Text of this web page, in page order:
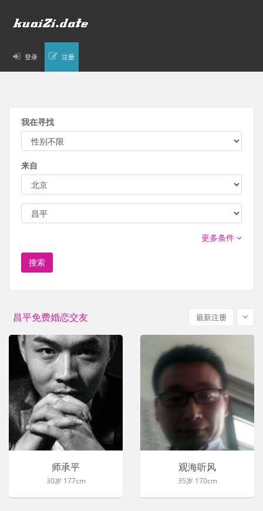
登录 注册
我在寻找
来自
更多条件
搜索
昌平免费婚恋交友 最新注册
师承平
30岁 177cm
观海听风
35岁 170cm